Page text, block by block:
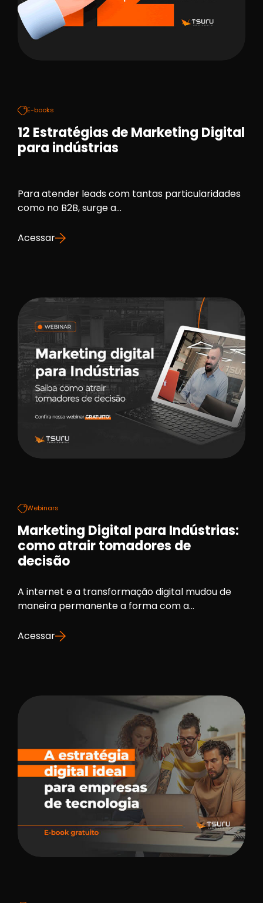
E-books
12 Estratégias de Marketing Digital
para indústrias
Para atender leads com tantas particularidades
como no B2B, surge a...
Acessar
Webinars
Marketing Digital para Indústrias:
como atrair tomadores de
decisão
A internet e a transformação digital mudou de
maneira permanente a forma com a...
Acessar